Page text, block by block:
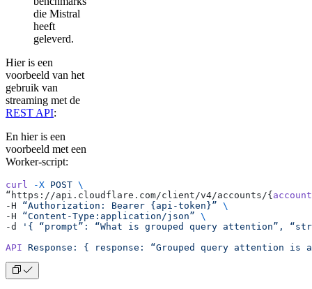
die Mistral
heeft
geleverd.
Hier is een
voorbeeld van het
gebruik van
streaming met de
REST API:
En hier is een
voorbeeld met een
Worker-script:
curl -X POST \
“https://api.cloudflare.com/client/v4/accounts/{
-H “Authorization: Bearer {api-token}” \
-H “Content-Type:application/json” \
-d
'{ “prompt”: “What is grouped query attention”,
API Response: { response: “Grouped query attention is a